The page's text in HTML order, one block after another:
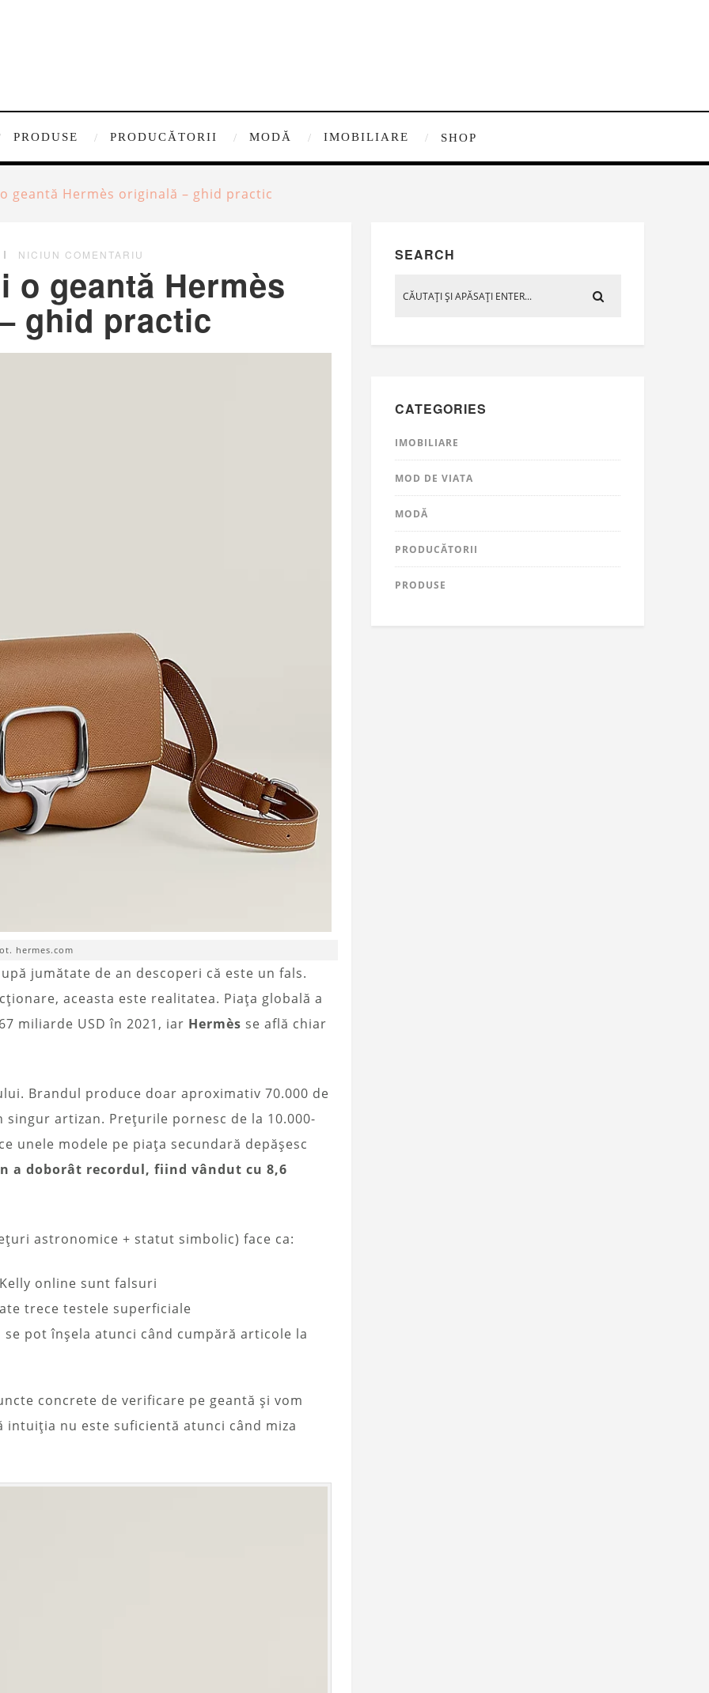
PRODUSE PRODUCĂTORII MODĂ IMOBILIARE SHOP
geantă Hermès originală – ghid practic
NICIUN COMENTARIU
o geantă Hermès
ghid practic
hermes.com
jumătate de an descoperi că este un fals.
aceasta este realitatea. Piața globală a
miliarde USD în 2021, iar Hermès se află chiar
Brandul produce doar aproximativ 70.000 de
artizan. Prețurile pornesc de la 10.000-
unele modele pe piața secundară depășesc
a doborât recordul, fiind vândut cu 8,6
astronomice + statut simbolic) face ca:
online sunt falsuri
trece testele superficiale
pot înșela atunci când cumpără articole la
concrete de verificare pe geantă și vom
nu este suficientă atunci când miza
SEARCH
CATEGORIES
IMOBILIARE
MOD DE VIATA
MODĂ
PRODUCĂTORII
PRODUSE